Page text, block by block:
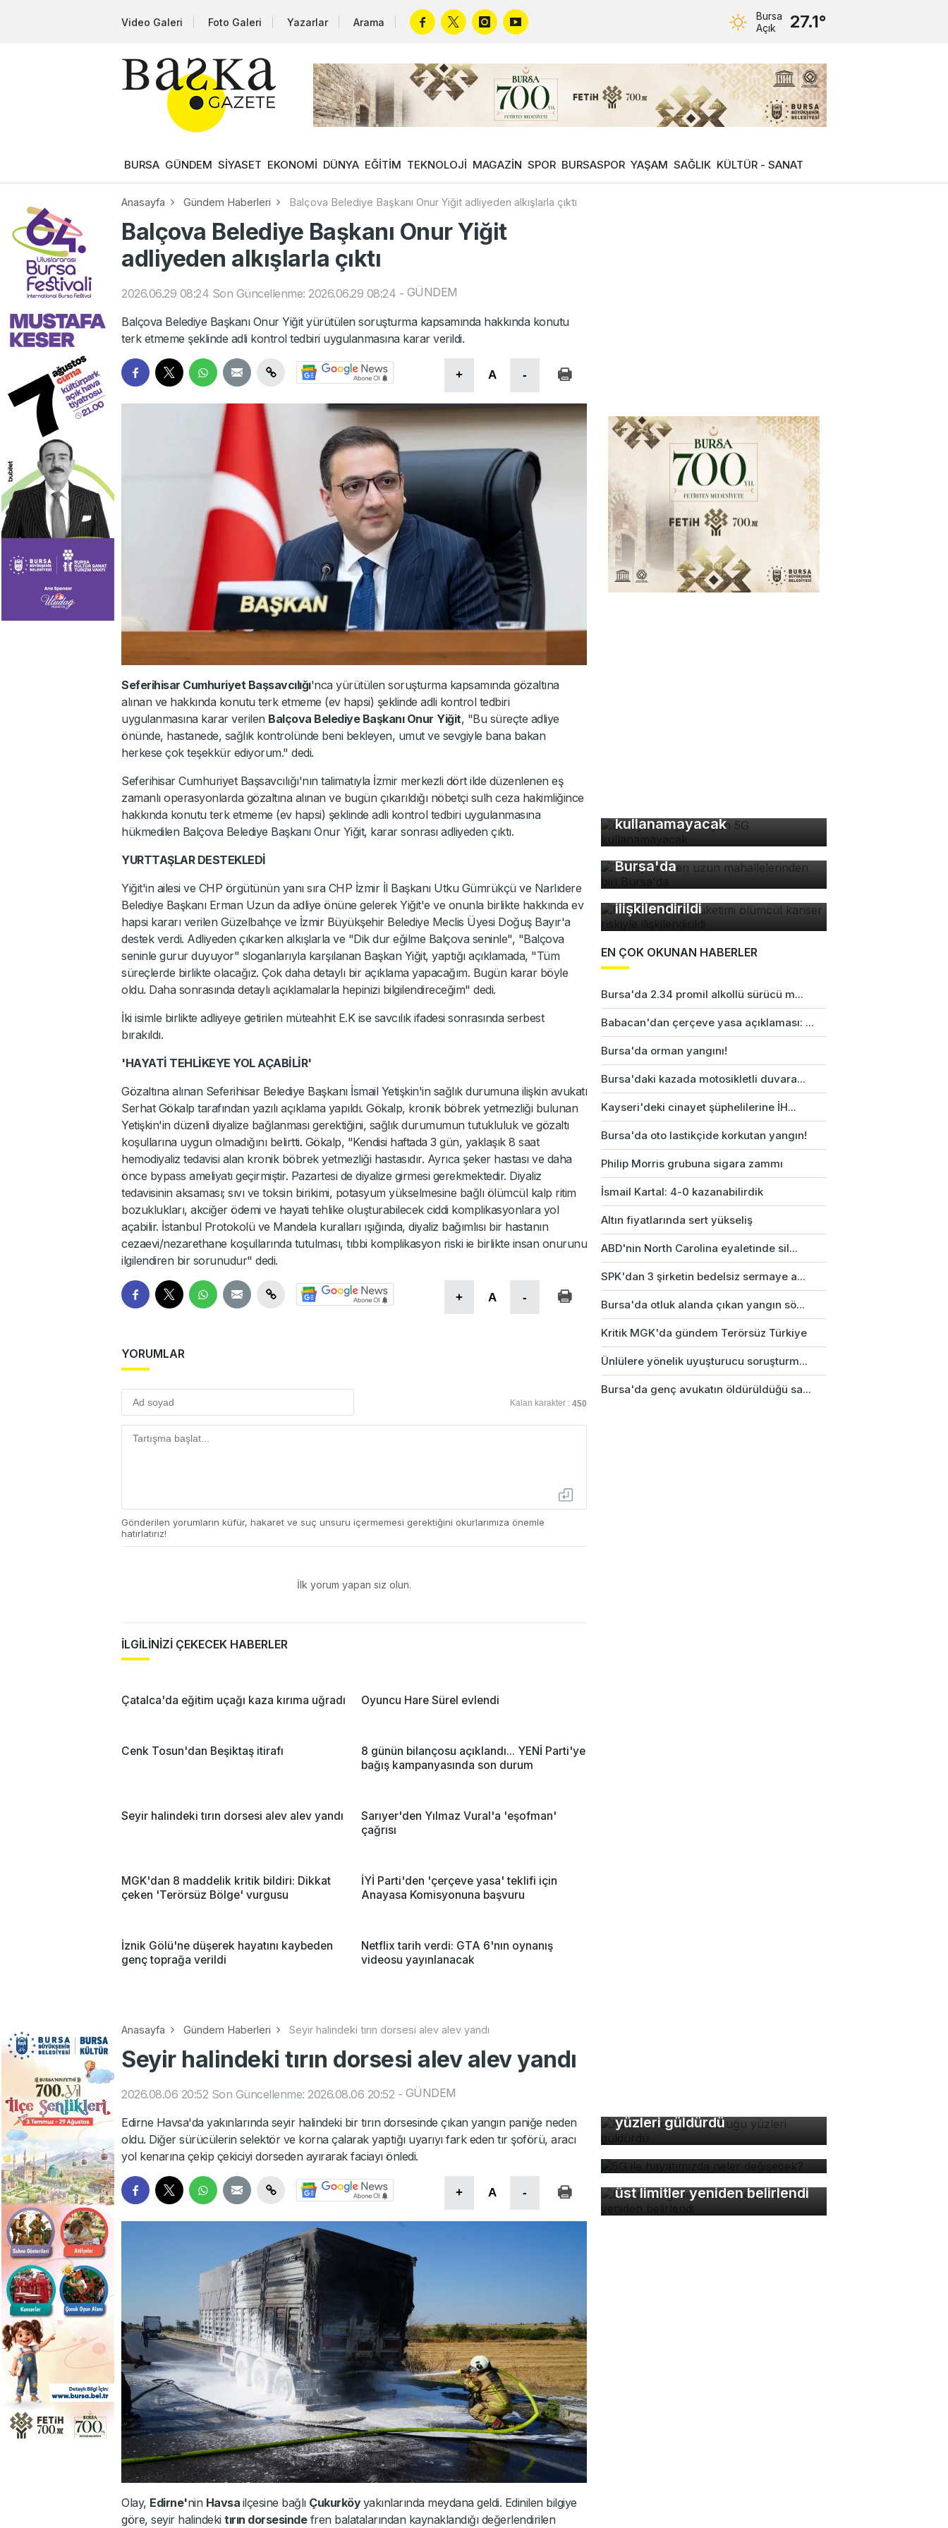
Video Galeri Foto Galeri Yazarlar Arama
Bursa
Açık
27.1°
BURSA GÜNDEM SİYASET EKONOMİ DÜNYA EĞİTİM TEKNOLOJİ MAGAZİN SPOR BURSASPOR YAŞAM SAĞLIK KÜLTÜR - SANAT
Anasayfa Gündem Haberleri Balçova Belediye Başkanı Onur Yiğit adliyeden alkışlarla çıktı
Balçova Belediye Başkanı Onur Yiğit
adliyeden alkışlarla çıktı
2026.06.29 08:24 Son Güncellenme: 2026.06.29 08:24 - GÜNDEM
Balçova Belediye Başkanı Onur Yiğit yürütülen soruşturma kapsamında hakkında konutu
terk etmeme şeklinde adli kontrol tedbiri uygulanmasına karar verildi.
+ A -
Seferihisar Cumhuriyet Başsavcılığı'nca yürütülen soruşturma kapsamında gözaltına
alınan ve hakkında konutu terk etmeme (ev hapsi) şeklinde adli kontrol tedbiri
uygulanmasına karar verilen Balçova Belediye Başkanı Onur Yiğit, "Bu süreçte adliye
önünde, hastanede, sağlık kontrolünde beni bekleyen, umut ve sevgiyle bana bakan
herkese çok teşekkür ediyorum." dedi.
Seferihisar Cumhuriyet Başsavcılığı'nın talimatıyla İzmir merkezli dört ilde düzenlenen eş
zamanlı operasyonlarda gözaltına alınan ve bugün çıkarıldığı nöbetçi sulh ceza hakimliğince
hakkında konutu terk etmeme (ev hapsi) şeklinde adli kontrol tedbiri uygulanmasına
hükmedilen Balçova Belediye Başkanı Onur Yiğit, karar sonrası adliyeden çıktı.
YURTTAŞLAR DESTEKLEDİ
Yiğit'in ailesi ve CHP örgütünün yanı sıra CHP İzmir İl Başkanı Utku Gümrükçü ve Narlıdere
Belediye Başkanı Erman Uzun da adliye önüne gelerek Yiğit'e ve onunla birlikte hakkında ev
hapsi kararı verilen Güzelbahçe ve İzmir Büyükşehir Belediye Meclis Üyesi Doğuş Bayır'a
destek verdi. Adliyeden çıkarken alkışlarla ve "Dik dur eğilme Balçova seninle", "Balçova
seninle gurur duyuyor" sloganlarıyla karşılanan Başkan Yiğit, yaptığı açıklamada, "Tüm
süreçlerde birlikte olacağız. Çok daha detaylı bir açıklama yapacağım. Bugün karar böyle
oldu. Daha sonrasında detaylı açıklamalarla hepinizi bilgilendireceğim" dedi.
İki isimle birlikte adliyeye getirilen müteahhit E.K ise savcılık ifadesi sonrasında serbest
bırakıldı.
'HAYATİ TEHLİKEYE YOL AÇABİLİR'
Gözaltına alınan Seferihisar Belediye Başkanı İsmail Yetişkin'in sağlık durumuna ilişkin avukatı
Serhat Gökalp tarafından yazılı açıklama yapıldı. Gökalp, kronik böbrek yetmezliği bulunan
Yetişkin'in düzenli diyalize bağlanması gerektiğini, sağlık durumumun tutukluluk ve gözaltı
koşullarına uygun olmadığını belirtti. Gökalp, "Kendisi haftada 3 gün, yaklaşık 8 saat
hemodiyaliz tedavisi alan kronik böbrek yetmezliği hastasıdır. Ayrıca şeker hastası ve daha
önce bypass ameliyatı geçirmiştir. Pazartesi de diyalize girmesi gerekmektedir. Diyaliz
tedavisinin aksaması; sıvı ve toksin birikimi, potasyum yükselmesine bağlı ölümcül kalp ritim
bozuklukları, akciğer ödemi ve hayati tehlike oluşturabilecek ciddi komplikasyonlara yol
açabilir. İstanbul Protokolü ve Mandela kuralları ışığında, diyaliz bağımlısı bir hastanın
cezaevi/nezarethane koşullarında tutulması, tıbbi komplikasyon riski ie birlikte insan onurunu
ilgilendiren bir sorunudur" dedi.
+ A -
YORUMLAR
Kalan karakter : 450
Gönderilen yorumların küfür, hakaret ve suç unsuru içermemesi gerektiğini okurlarımıza önemle
hatırlatırız!
İlk yorum yapan siz olun.
İLGİLİNİZİ ÇEKECEK HABERLER
Çatalca'da eğitim uçağı kaza kırıma uğradı Oyuncu Hare Sürel evlendi
Cenk Tosun'dan Beşiktaş itirafı
8 günün bilançosu açıklandı... YENİ Parti'ye
bağış kampanyasında son durum
Seyir halindeki tırın dorsesi alev alev yandı
Sarıyer'den Yılmaz Vural'a 'eşofman'
çağrısı
MGK'dan 8 maddelik kritik bildiri: Dikkat
çeken 'Terörsüz Bölge' vurgusu
İYİ Parti'den 'çerçeve yasa' teklifi için
Anayasa Komisyonuna başvuru
İznik Gölü'ne düşerek hayatını kaybeden
genç toprağa verildi
Netflix tarih verdi: GTA 6'nın oynanış
videosu yayınlanacak
kullanamayacak
Türkiye'nin en uzun
mahallelerinden biri
Bursa'da
Fazla acı biber tüketimi
ölümcül kanser riskiyle
ilişkilendirildi
EN ÇOK OKUNAN HABERLER
Bursa'da 2.34 promil alkollü sürücü m...
Babacan'dan çerçeve yasa açıklaması: ...
Bursa'da orman yangını!
Bursa'daki kazada motosikletli duvara...
Kayseri'deki cinayet şüphelilerine İH...
Bursa'da oto lastikçide korkutan yangın!
Philip Morris grubuna sigara zammı
İsmail Kartal: 4-0 kazanabilirdik
Altın fiyatlarında sert yükseliş
ABD'nin North Carolina eyaletinde sil...
SPK'dan 3 şirketin bedelsiz sermaye a...
Bursa'da otluk alanda çıkan yangın sö...
Kritik MGK'da gündem Terörsüz Türkiye
Ünlülere yönelik uyuşturucu soruşturm...
Bursa'da genç avukatın öldürüldüğü sa...
Anasayfa Gündem Haberleri Seyir halindeki tırın dorsesi alev alev yandı
Seyir halindeki tırın dorsesi alev alev yandı
2026.08.06 20:52 Son Güncellenme: 2026.08.06 20:52 - GÜNDEM
Edirne Havsa'da yakınlarında seyir halindeki bir tırın dorsesinde çıkan yangın paniğe neden
oldu. Diğer sürücülerin selektör ve korna çalarak yaptığı uyarıyı fark eden tır şoförü, aracı
yol kenarına çekip çekiciyi dorseden ayırarak faciayı önledi.
+ A -
Olay, Edirne'nin Havsa ilçesine bağlı Çukurköyyakınlarında meydana geldi. Edinilen bilgiye
göre, seyir halindeki tırın dorsesindefren balatalarından kaynaklandığı değerlendirilen
yüzleri güldürdü
5G ile hayatımızda neler
değişecek?
Balon balığı desteklerinde
üst limitler yeniden belirlendi